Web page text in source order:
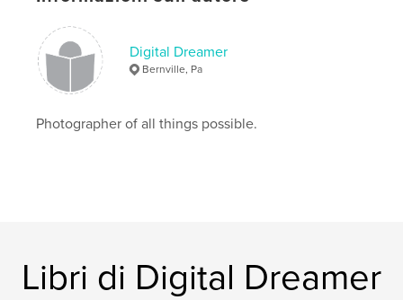
Digital Dreamer
Bernville, Pa
Photographer of all things possible.
Libri di Digital Dreamer